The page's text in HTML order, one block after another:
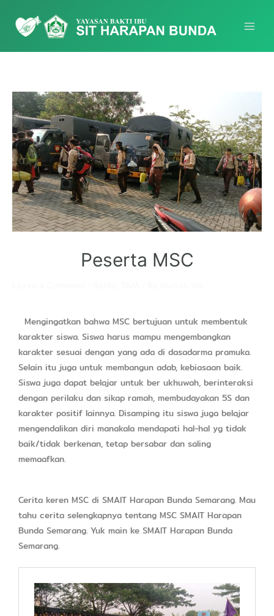
Peserta MSC
Mengingatkan bahwa MSC bertujuan untuk membentuk
karakter siswa. Siswa harus mampu mengembangkan
karakter sesuai dengan yang ada di dasadarma pramuka.
Selain itu juga untuk membangun adab, kebiasaan baik.
Siswa juga dapat belajar untuk ber ukhuwah, berinteraksi
dengan perilaku dan sikap ramah, membudayakan 5S dan
karakter positif lainnya. Disamping itu siswa juga belajar
mengendalikan diri manakala mendapati hal-hal yg tidak
baik/tidak berkenan, tetap bersabar dan saling
memaafkan.
Cerita keren MSC di SMAIT Harapan Bunda Semarang. Mau
tahu cerita selengkapnya tentang MSC SMAIT Harapan
Bunda Semarang. Yuk main ke SMAIT Harapan Bunda
Semarang.